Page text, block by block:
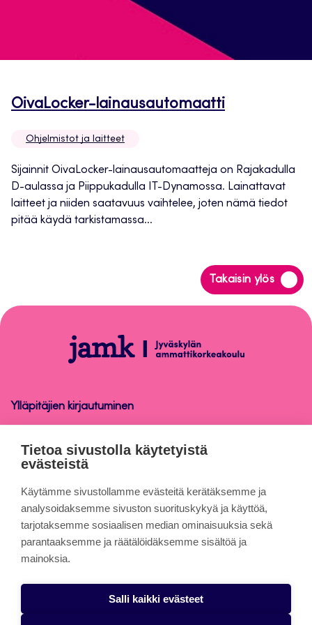
OivaLocker-lainausautomaatti
Ohjelmistot ja laitteet
Sijainnit OivaLocker-lainausautomaatteja on Rajakadulla
D-aulassa ja Piippukadulla IT-Dynamossa. Lainattavat
laitteet ja niiden saatavuus vaihtelee, joten nämä tiedot
pitää käydä tarkistamassa...
Takaisin ylös
Siirry
takaisin
Ohjelmistot
ja
Ylläpitäjien kirjautuminen
Ohjelmistot ja laitteet
Tietoa sivuista
Evästeet
Saavutettavuusseloste
Tietosuojaseloste
Alasottoilmoitus
Tietoa sivustolla käytetyistä
evästeistä
Käytämme sivustollamme evästeitä kerätäksemme ja
analysoidaksemme sivuston suorituskykyä ja käyttöä,
tarjotaksemme sosiaalisen median ominaisuuksia sekä
parantaaksemme ja räätälöidäksemme sisältöä ja
mainoksia.
Salli kaikki evästeet